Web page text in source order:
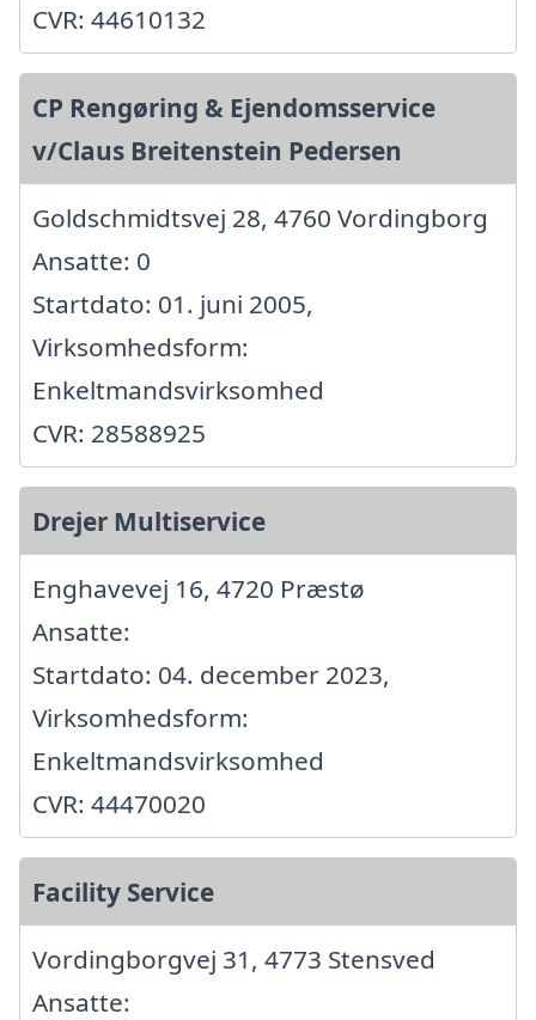
CVR: 44610132
CP Rengøring & Ejendomsservice
v/Claus Breitenstein Pedersen
Goldschmidtsvej 28, 4760 Vordingborg
Ansatte: 0
Startdato: 01. juni 2005,
Virksomhedsform:
Enkeltmandsvirksomhed
CVR: 28588925
Drejer Multiservice
Enghavevej 16, 4720 Præstø
Ansatte:
Startdato: 04. december 2023,
Virksomhedsform:
Enkeltmandsvirksomhed
CVR: 44470020
Facility Service
Vordingborgvej 31, 4773 Stensved
Ansatte: